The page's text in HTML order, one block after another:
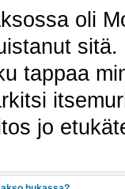
oli
tappaa
jo